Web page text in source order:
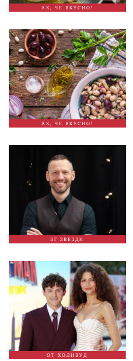
АХ, ЧЕ ВКУСНО!
АХ, ЧЕ ВКУСНО!
БГ ЗВЕЗДИ
ОТ ХОЛИВУД